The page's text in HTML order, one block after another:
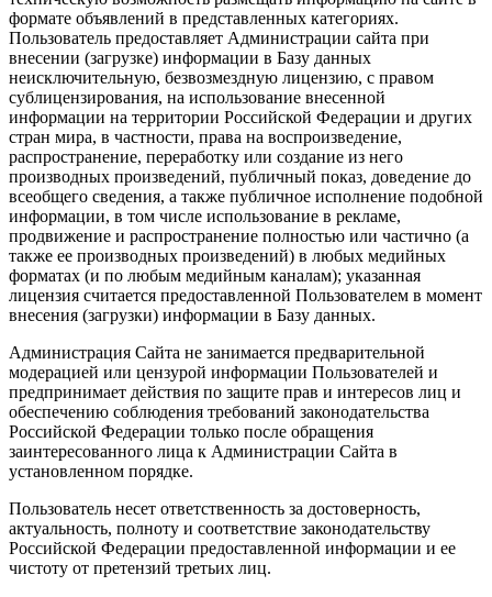
формате объявлений в представленных категориях.
Пользователь предоставляет Администрации сайта при
внесении (загрузке) информации в Базу данных
неисключительную, безвозмездную лицензию, с правом
сублицензирования, на использование внесенной
информации на территории Российской Федерации и других
стран мира, в частности, права на воспроизведение,
распространение, переработку или создание из него
производных произведений, публичный показ, доведение до
всеобщего сведения, а также публичное исполнение подобной
информации, в том числе использование в рекламе,
продвижение и распространение полностью или частично (а
также ее производных произведений) в любых медийных
форматах (и по любым медийным каналам); указанная
лицензия считается предоставленной Пользователем в момент
внесения (загрузки) информации в Базу данных.
Администрация Сайта не занимается предварительной
модерацией или цензурой информации Пользователей и
предпринимает действия по защите прав и интересов лиц и
обеспечению соблюдения требований законодательства
Российской Федерации только после обращения
заинтересованного лица к Администрации Сайта в
установленном порядке.
Пользователь несет ответственность за достоверность,
актуальность, полноту и соответствие законодательству
Российской Федерации предоставленной информации и ее
чистоту от претензий третьих лиц.